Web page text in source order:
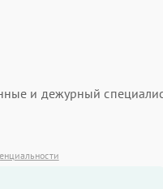
и дежурный